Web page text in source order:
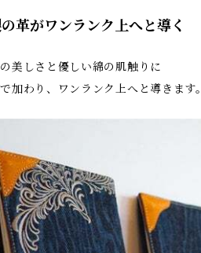
革がワンランク上へと導く
美しさと優しい綿の肌触りに
加わり、ワンランク上へと導きます。